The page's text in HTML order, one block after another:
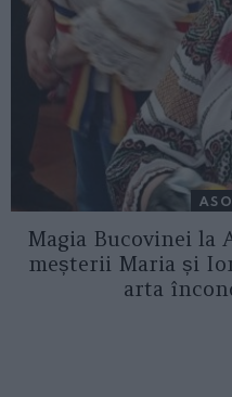
Magia Bucovinei la
meșterii Maria și
arta